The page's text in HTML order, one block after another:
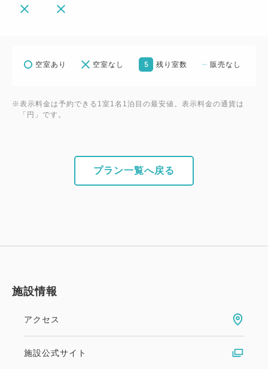
空室あり 空室なし 5 残り室数 販売なし
※表示料金は予約できる1室1名1泊目の最安値。表示料金の通貨は
「円」です。
プラン一覧へ戻る
施設情報
アクセス
施設公式サイト